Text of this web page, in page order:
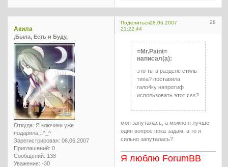
Поделиться 28
28.06.2007
21:22:44
Акила
,Была, Есть и Буду,
Откуда: Я ключики уже
подарила...^_^
Зарегистрирован: 06.06.2007
Приглашений: 0
Сообщений: 138
Уважение: -30
=Mr.Paint=
написал(а):
это ты в разделе стиль
типа? поставила
гало4ку напротиф
использовать этот css?
моя запуталась, а можно я лучше
один вопрос пока задам, а то я
сильно запуталась?
Я люблю ForumBB